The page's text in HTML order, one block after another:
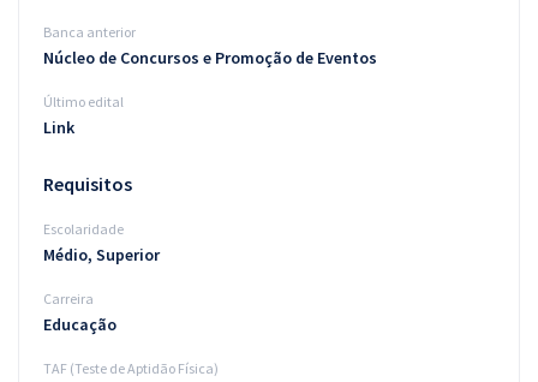
Banca anterior
Núcleo de Concursos e Promoção de Eventos
Último edital
Link
Requisitos
Escolaridade
Médio, Superior
Carreira
Educação
TAF (Teste de Aptidão Física)